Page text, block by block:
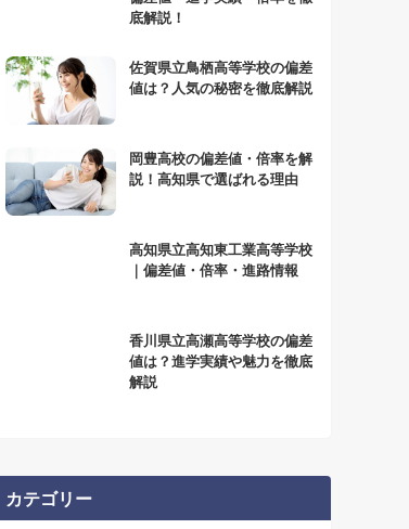
底解説！
佐賀県立鳥栖高等学校の偏差
値は？人気の秘密を徹底解説
岡豊高校の偏差値・倍率を解
説！高知県で選ばれる理由
高知県立高知東工業高等学校
｜偏差値・倍率・進路情報
香川県立高瀬高等学校の偏差
値は？進学実績や魅力を徹底
解説
カテゴリー